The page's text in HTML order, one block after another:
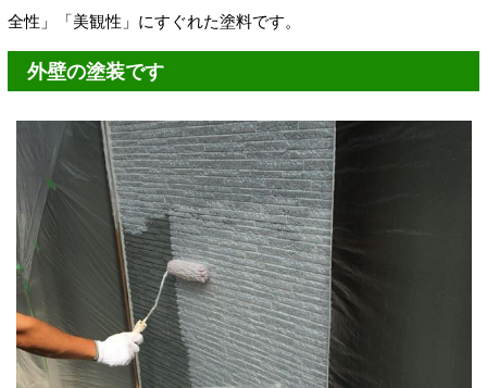
全性」「美観性」にすぐれた塗料です。
外壁の塗装です